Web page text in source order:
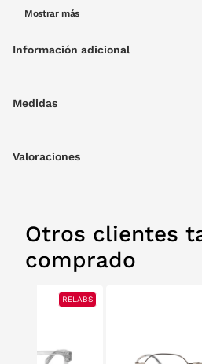
además un ajuste perfecto para que disfrutes de cada detalle.
Mostrar más
Información adicional
Medidas
Valoraciones
Otros clientes
comprado
RELABS